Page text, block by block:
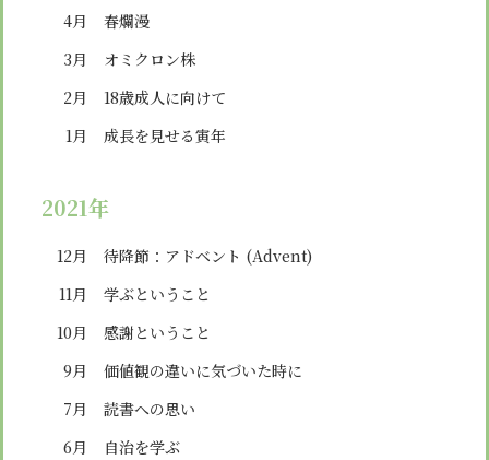
4月
春爛漫
3月
オミクロン株
2月
18歳成人に向けて
1月
成長を見せる寅年
2021年
12月
待降節：アドベント (Advent)
11月
学ぶということ
10月
感謝ということ
9月
価値観の違いに気づいた時に
7月
読書への思い
6月
自治を学ぶ